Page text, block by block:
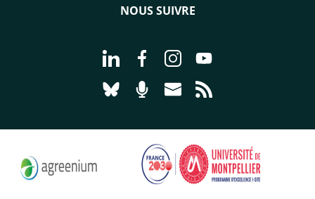
NOUS SUIVRE
Aller à la page Nous suivre sur
Aller à la page Nous suivre sur
Aller à la page Nous
Aller à la page
Aller à la page Nous suivre sur
Aller à la page Nourrir le
Aller à la page Nous